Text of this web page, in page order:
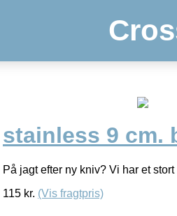
stainless 9 cm.
På jagt efter ny kniv? Vi har et
115 kr. (Vis fragtpris)